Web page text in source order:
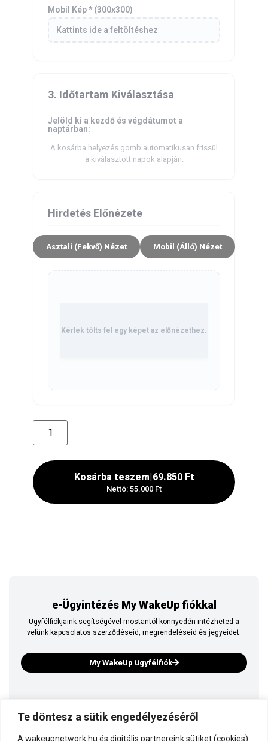
Te döntesz a sütik engedélyezéséről
A wakeupnetwork.hu és digitális partnereink sütiket (cookies)
Mobil Kép * (300x300)
Kattints ide a feltöltéshez
3. Időtartam Kiválasztása
Jelöld ki a kezdő és végdátumot a
naptárban:
A kosárba helyezés gomb automatikusan frissül
a kiválasztott napok alapján.
Hirdetés Előnézete
Asztali (Fekvő) Nézet Mobil (Álló) Nézet
Kérlek tölts fel egy képet az előnézethez.
Kosárba teszem 69.850 Ft
Nettó: 55.000 Ft
e-Ügyintézés My WakeUp fiókkal
Ügyfélfiókjaink segítségével mostantól könnyedén intézheted a
velünk kapcsolatos szerződéseid, megrendeléseid és jegyeidet.
My WakeUp ügyfélfiók
Ez is a WakeUp